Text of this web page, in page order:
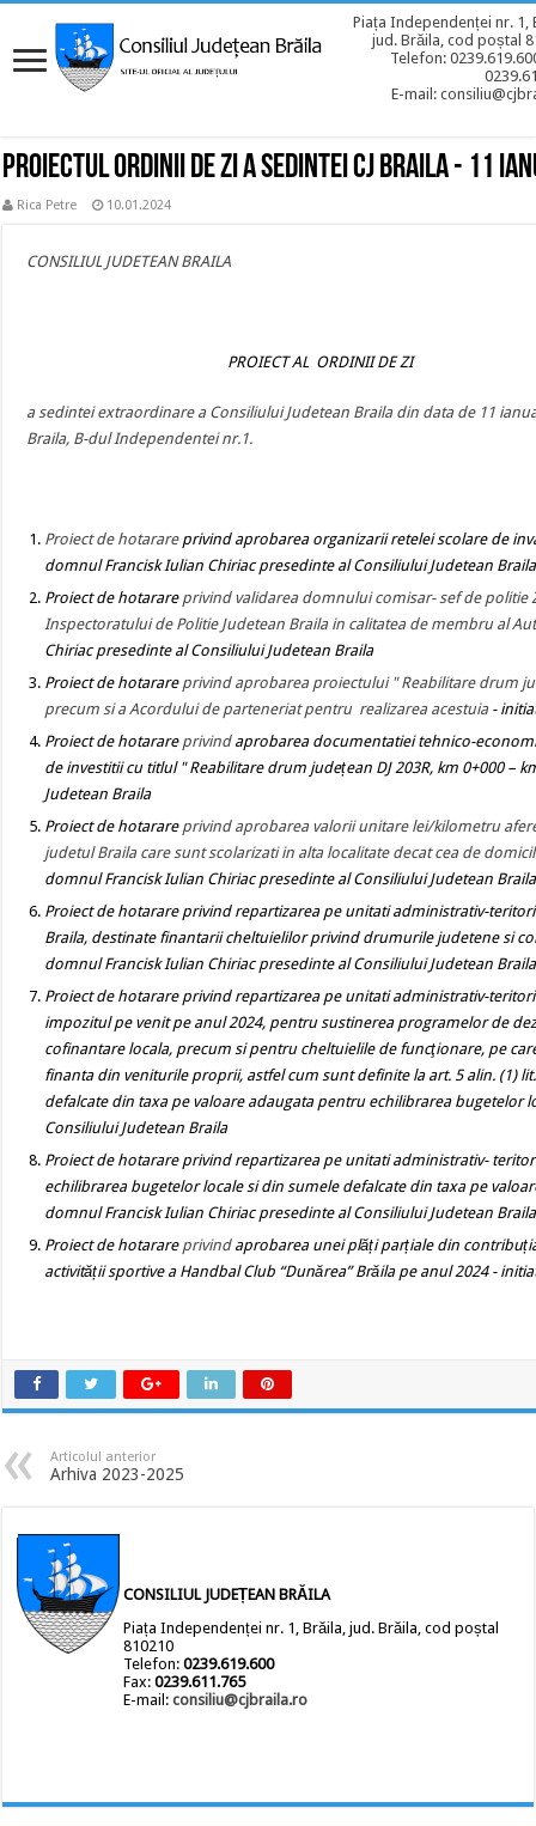
Piața Independenței nr. 1,
jud. Brăila, cod poștal
Telefon:
E-mail:
Proiectul ordinii de zi a sedintei CJ BRAILA - 11
Rica Petre 10.01.2024
CONSILIUL JUDETEAN BRAILA
PROIECT AL ORDINII DE ZI
a sedintei extraordinare a Consiliului Judetean Braila din data de 11
Braila, B-dul Independentei nr.1.
Proiect de hotarareprivind aprobarea organizarii retelei scolare de
domnul Francisk Iulian Chiriac presedinte al Consiliului Judetean Braila
Proiect de hotarare privind validarea domnului comisar- sef de politie
Inspectoratului de Politie Judetean Braila in calitatea de membru al
Chiriac presedinte al Consiliului Judetean Braila
Proiect de hotarare privind aprobarea proiectului " Reabilitare drum
precum si a Acordului de parteneriat pentru realizarea acestuia -
Proiect de hotarare privind aprobarea documentatiei tehnico-
de investitii cu titlul " Reabilitare drum județean DJ 203R, km 0+000 –
Judetean Braila
Proiect de hotarare privind aprobarea valorii unitare lei/kilometru
judetul Braila care sunt scolarizati in alta localitate decat cea de
domnul Francisk Iulian Chiriac presedinte al Consiliului Judetean Braila
Proiect de hotarare privind repartizarea pe unitati administrativ-
Braila, destinate finantarii cheltuielilor privind drumurile judetene si
domnul Francisk Iulian Chiriac presedinte al Consiliului Judetean Braila
Proiect de hotarare privind repartizarea pe unitati administrativ-
impozitul pe venit pe anul 2024, pentru sustinerea programelor de
cofinantare locala, precum si pentru cheltuielile de funcţionare, pe
finanta din veniturile proprii, astfel cum sunt definite la art. 5 alin. (1)
defalcate din taxa pe valoare adaugata pentru echilibrarea bugetelor
Consiliului Judetean Braila
Proiect de hotarare privind repartizarea pe unitati administrativ-
echilibrarea bugetelor locale si din sumele defalcate din taxa pe
domnul Francisk Iulian Chiriac presedinte al Consiliului Judetean Braila
Proiect de hotarare privind aprobarea unei plăți parțiale din
activității sportive a Handbal Club “Dunărea” Brăila pe anul2024 -
Articolul anterior
Arhiva 2023-2025
CONSILIUL JUDEȚEAN BRĂILA
Piața Independenței nr. 1, Brăila, jud. Brăila, cod poștal
810210
Telefon:0239.619.600
Fax:0239.611.765
E-mail:consiliu@cjbraila.ro